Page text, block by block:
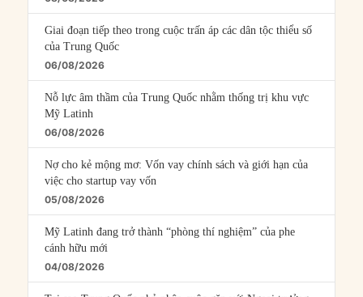
Giai đoạn tiếp theo trong cuộc trấn áp các dân tộc thiểu số
của Trung Quốc
06/08/2026
Nỗ lực âm thầm của Trung Quốc nhằm thống trị khu vực
Mỹ Latinh
06/08/2026
Nợ cho kẻ mộng mơ: Vốn vay chính sách và giới hạn của
việc cho startup vay vốn
05/08/2026
Mỹ Latinh đang trở thành “phòng thí nghiệm” của phe
cánh hữu mới
04/08/2026